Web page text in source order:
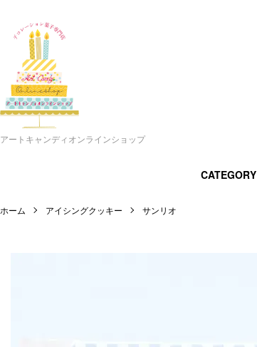
アートキャンディオンラインショップ
CATEGORY
ホーム アイシングクッキー サンリオ